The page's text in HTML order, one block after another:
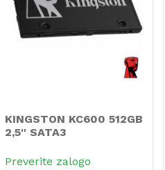
KINGSTON KC600 512GB
2,5'' SATA3
Preverite zalogo